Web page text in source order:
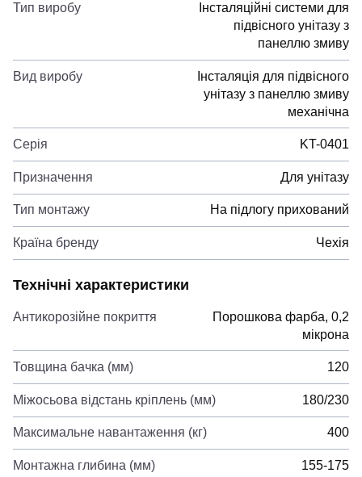
Тип виробу
Інсталяційні системи для
підвісного унітазу з
панеллю змиву
Вид виробу
Інсталяція для підвісного
унітазу з панеллю змиву
механічна
Серія KT-0401
Призначення Для унітазу
Тип монтажу На підлогу прихований
Країна бренду Чехія
Технічні характеристики
Антикорозійне покриття
Порошкова фарба, 0,2
мікрона
Товщина бачка (мм) 120
Міжосьова відстань кріплень (мм) 180/230
Максимальне навантаження (кг) 400
Монтажна глибина (мм) 155-175